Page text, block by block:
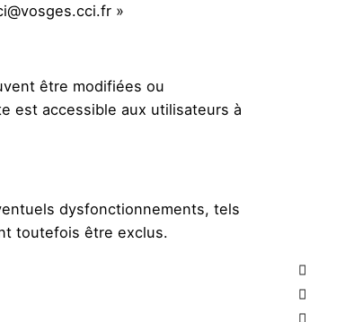
»
être modifiées ou
est accessible aux utilisateurs à
dysfonctionnements, tels
toutefois être exclus.